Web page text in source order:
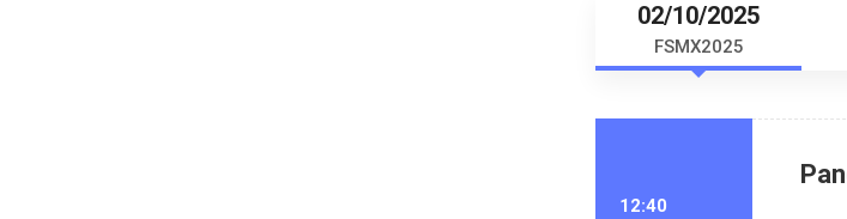
02/10/2025
FSMX2025
12:40